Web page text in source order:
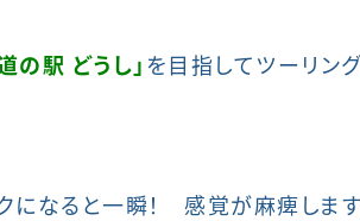
の駅 どうし」 を目指してツーリン
になると一瞬！ 感覚が麻痺します、